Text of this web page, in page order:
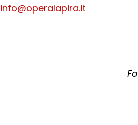
info@operalapira.it